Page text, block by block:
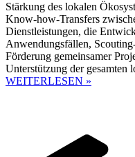
Stärkung des lokalen
Know-how-Transfers
Dienstleistungen, die
Anwendungsfällen,
Förderung gemeinsamer
Unterstützung der gesamten
WEITERLESEN »